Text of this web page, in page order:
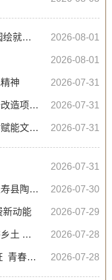
安丰塘稻田画惊艳亮相 水墨田园绘就乡村振兴新图景 2026-08-01
2026-08-01
神 2026-07-31
淮河文旅大环线淮南示范段提升改造项目寿县定湖大道路段即将完工 2026-07-31
八公山乡大泉村：建设和美乡村赋能文旅豆腐产业 2026-07-31
2026-07-31
陕西宝鸡市基层农技推广骨干赴寿县陶店回族村考察交流 2026-07-30
新动能 2026-07-29
【寿州工匠系列报道】匠心深耕乡土 科技赋能振兴——记第四届“寿州工匠”石秀成 2026-07-28
【寿州工匠系列报道】 银线为证 青春筑光——记第四届“寿州工匠”李春虎 2026-07-28